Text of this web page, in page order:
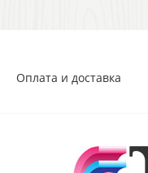
Оплата и доставка